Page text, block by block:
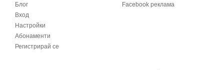
Блог
Вход
Настройки
Абонаменти
Регистрирай се
Facebook реклама